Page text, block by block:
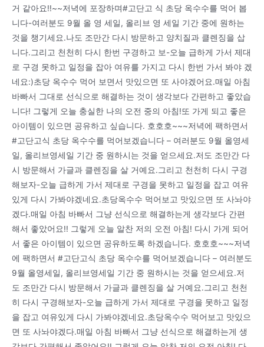
거 같아요!!~~저녁에 포장하며#고단고 식 초당 옥수수를 먹어 봅
니다-여러분도 9월 올 영 세일, 올리브 영 세일 기간 중에 원하는
것을 챙기세요.나도 조만간 다시 방문하고 양치질과 클렌징을 삽
니다.그리고 천천히 다시 한번 구경하고 보-오늘 급하게 가서 제대
로 구경 못하고 일정을 잡아 여유를 가지고 다시 한번 가서 봐야 겠
네요:)초당 옥수수 먹어 보면서 맛있으면 또 사야겠어요.매일 아침
바빠서 그대로 선식으로 해결하는 것이 생각보다 간편하고 좋았습
니다! 그렇게 오늘 충실한 나의 오전 중의 아침!또 가게 되고 좋은
아이템이 있으면 공유하고 싶습니다. 호호호~~~저녁에 팩하면서
#고단고식 초당 옥수수를 먹어보겠습니다 – 여러분도 9월 올영세
일, 올리브영세일 기간 중 원하시는 것을 얻으세요.저도 조만간 다
시 방문해서 가글과 클렌징을 살 거예요.그리고 천천히 다시 구경
해보자-오늘 급하게 가서 제대로 구경을 못하고 일정을 잡고 여유
있게 다시 가봐야겠네요.초당옥수수 먹어보고 맛있으면 또 사놔야
겠다.매일 아침 바빠서 그냥 선식으로 해결하는게 생각보다 간편
해서 좋았어요!! 그렇게 오늘 알찬 저의 오전 아침! 다시 가게 되어
서 좋은 아이템이 있으면 공유하도록 하겠습니다. 호호호~~~저녁
에 팩하면서 #고단고식 초당 옥수수를 먹어보겠습니다 – 여러분도
9월 올영세일, 올리브영세일 기간 중 원하시는 것을 얻으세요.저
도 조만간 다시 방문해서 가글과 클렌징을 살 거예요.그리고 천천
히 다시 구경해보자-오늘 급하게 가서 제대로 구경을 못하고 일정
을 잡고 여유있게 다시 가봐야겠네요.초당옥수수 먹어보고 맛있으
면 또 사놔야겠다.매일 아침 바빠서 그냥 선식으로 해결하는게 생